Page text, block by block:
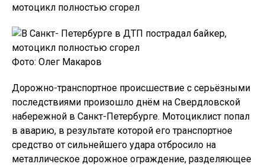
мотоцикл полностью сгорел
Фото: Олег Макаров
Дорожно-транспортное происшествие с серьёзными
последствиями произошло днём на Свердловской
набережной в Санкт-Петербурге. Мотоциклист попал
в аварию, в результате которой его транспортное
средство от сильнейшего удара отбросило на
металлическое дорожное ограждение, разделяющее